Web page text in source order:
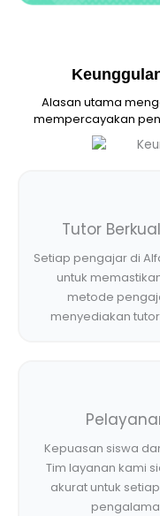
Alasan utama
mempercayakan
Tutor
Setiap pengajar di
untuk
metode
menyediakan
Kepuasan siswa
Tim layanan kami
akurat untuk